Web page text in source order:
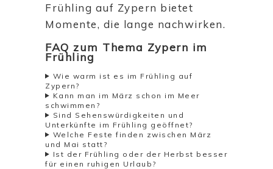
Frühling auf Zypern bietet
Momente, die lange nachwirken.
FAQ zum Thema Zypern im
Frühling
Wie warm ist es im Frühling auf
Zypern?
Kann man im März schon im Meer
schwimmen?
Sind Sehenswürdigkeiten und
Unterkünfte im Frühling geöffnet?
Welche Feste finden zwischen März
und Mai statt?
Ist der Frühling oder der Herbst besser
für einen ruhigen Urlaub?